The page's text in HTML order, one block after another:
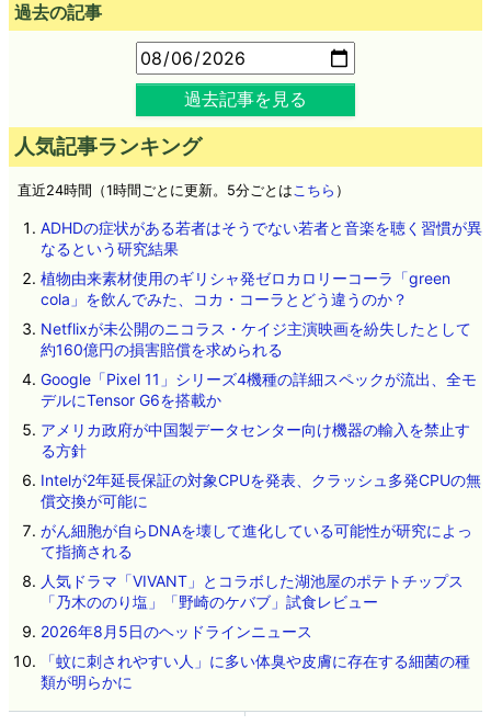
過去の記事
過去記事を見る
人気記事ランキング
直近24時間（1時間ごとに更新。5分ごとはこちら ）
ADHDの症状がある若者はそうでない若者と音楽を聴く習慣が異
なるという研究結果
植物由来素材使用のギリシャ発ゼロカロリーコーラ「green
cola」を飲んでみた、コカ・コーラとどう違うのか？
Netflixが未公開のニコラス・ケイジ主演映画を紛失したとして
約160億円の損害賠償を求められる
Google「Pixel 11」シリーズ4機種の詳細スペックが流出、全モ
デルにTensor G6を搭載か
アメリカ政府が中国製データセンター向け機器の輸入を禁止す
る方針
Intelが2年延長保証の対象CPUを発表、クラッシュ多発CPUの無
償交換が可能に
がん細胞が自らDNAを壊して進化している可能性が研究によっ
て指摘される
人気ドラマ「VIVANT」とコラボした湖池屋のポテトチップス
「乃木ののり塩」「野崎のケバブ」試食レビュー
2026年8月5日のヘッドラインニュース
「蚊に刺されやすい人」に多い体臭や皮膚に存在する細菌の種
類が明らかに